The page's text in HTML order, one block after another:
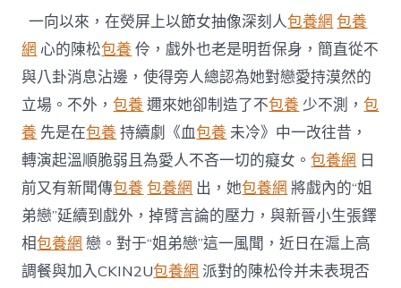
姐
弟
戀
風
聞
戲
內
戲
外
皆
“為
愛
熄
滅”〉
中
一向以來，在熒屏上以節女抽像深刻人包養網 包養
網 心的陳松包養 伶，戲外也老是明哲保身，簡直從不
與八卦消息沾邊，使得旁人總認為她對戀愛持漠然的
立場。不外，包養 邇來她卻制造了不包養 少不測，包
養 先是在包養 持續劇《血包養 未冷》中一改往昔，
轉演起溫順脆弱且為愛人不吝一切的癡女。包養網 日
前又有新聞傳包養 包養網 出，她包養網 將戲內的“姐
弟戀”延續到戲外，掉臂言論的壓力，與新晉小生張鐸
相包養網 戀。對于“姐弟戀”這一風聞，近日在滬上高
調餐與加入CKIN2U包養網 派對的陳松伶并未表現否